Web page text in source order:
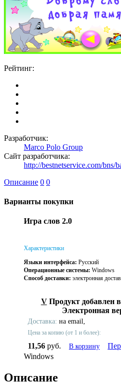
Рейтинг:
Разработчик:
Marco Polo Group
Сайт разработчика:
http://bestnetservice.com/bns/
Описание 0 0
Варианты покупки
Игра слов 2.0
Характеристики
Языки интерфейса: Русский
Операционные системы: Windows
Способ доставки: электронная
V Продукт добавлен
Электронная
Доставка: на email,
Цена за копию (от 1 и более):
11,56 руб. В корзину
Windows
Описание